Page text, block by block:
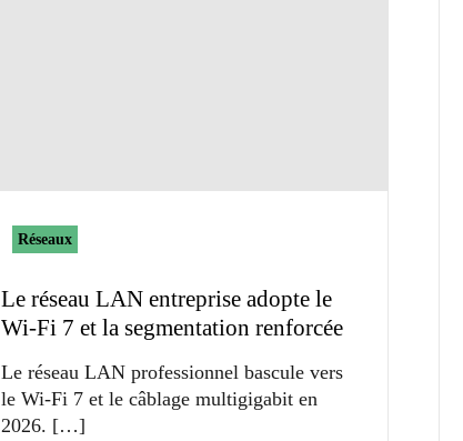
Réseaux
Le réseau LAN entreprise adopte le
Wi-Fi 7 et la segmentation renforcée
Le réseau LAN professionnel bascule vers
le Wi-Fi 7 et le câblage multigigabit en
2026.